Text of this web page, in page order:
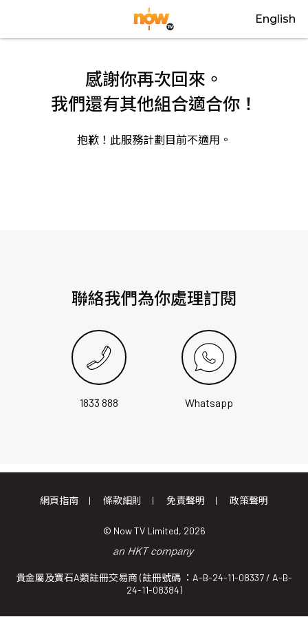
English
感謝你再次回來。
我們還有其他組合適合你！
抱歉！此服務計劃目前不適用。
聯絡我們為你處理訂閱
1833 888 Whatsapp
網頁指南 條款細則 免責聲明 政策聲明
© Now TV Limited, 2026
貴金屬及寶石A類註冊交易商 (註冊號碼 ：A-B-24-11-08337 / A-B-
24-11-08384)